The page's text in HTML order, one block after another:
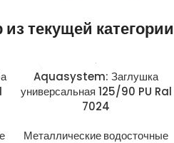
текущей категории
Aquasystem: Заглушка
универсальная 125/90 PU Ral
7024
Металлические водосточные